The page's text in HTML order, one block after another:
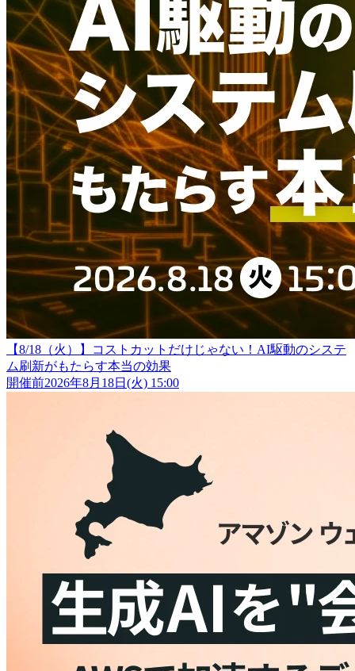
【8/18（火）】コストカットだけじゃない！AI駆動のシステ
ム刷新がもたらす本当の効果
開催前2026年8月18日(火) 15:00